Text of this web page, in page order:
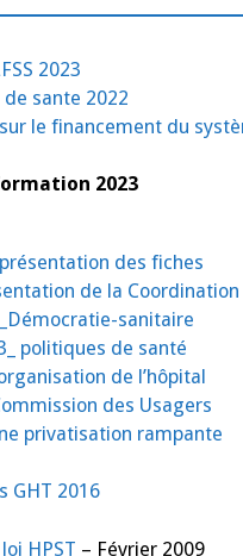
2023
de sante 2022
le financement du
2023
des fiches
de la Coordination
sanitaire
politiques de santé
de l’hôpital
des Usagers
privatisation rampante
GHT 2016
HPST – Février 2009